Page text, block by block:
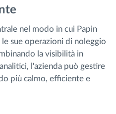
nel modo in cui Papin
sue operazioni di noleggio
la visibilità in
l'azienda può gestire
più calmo, efficiente e